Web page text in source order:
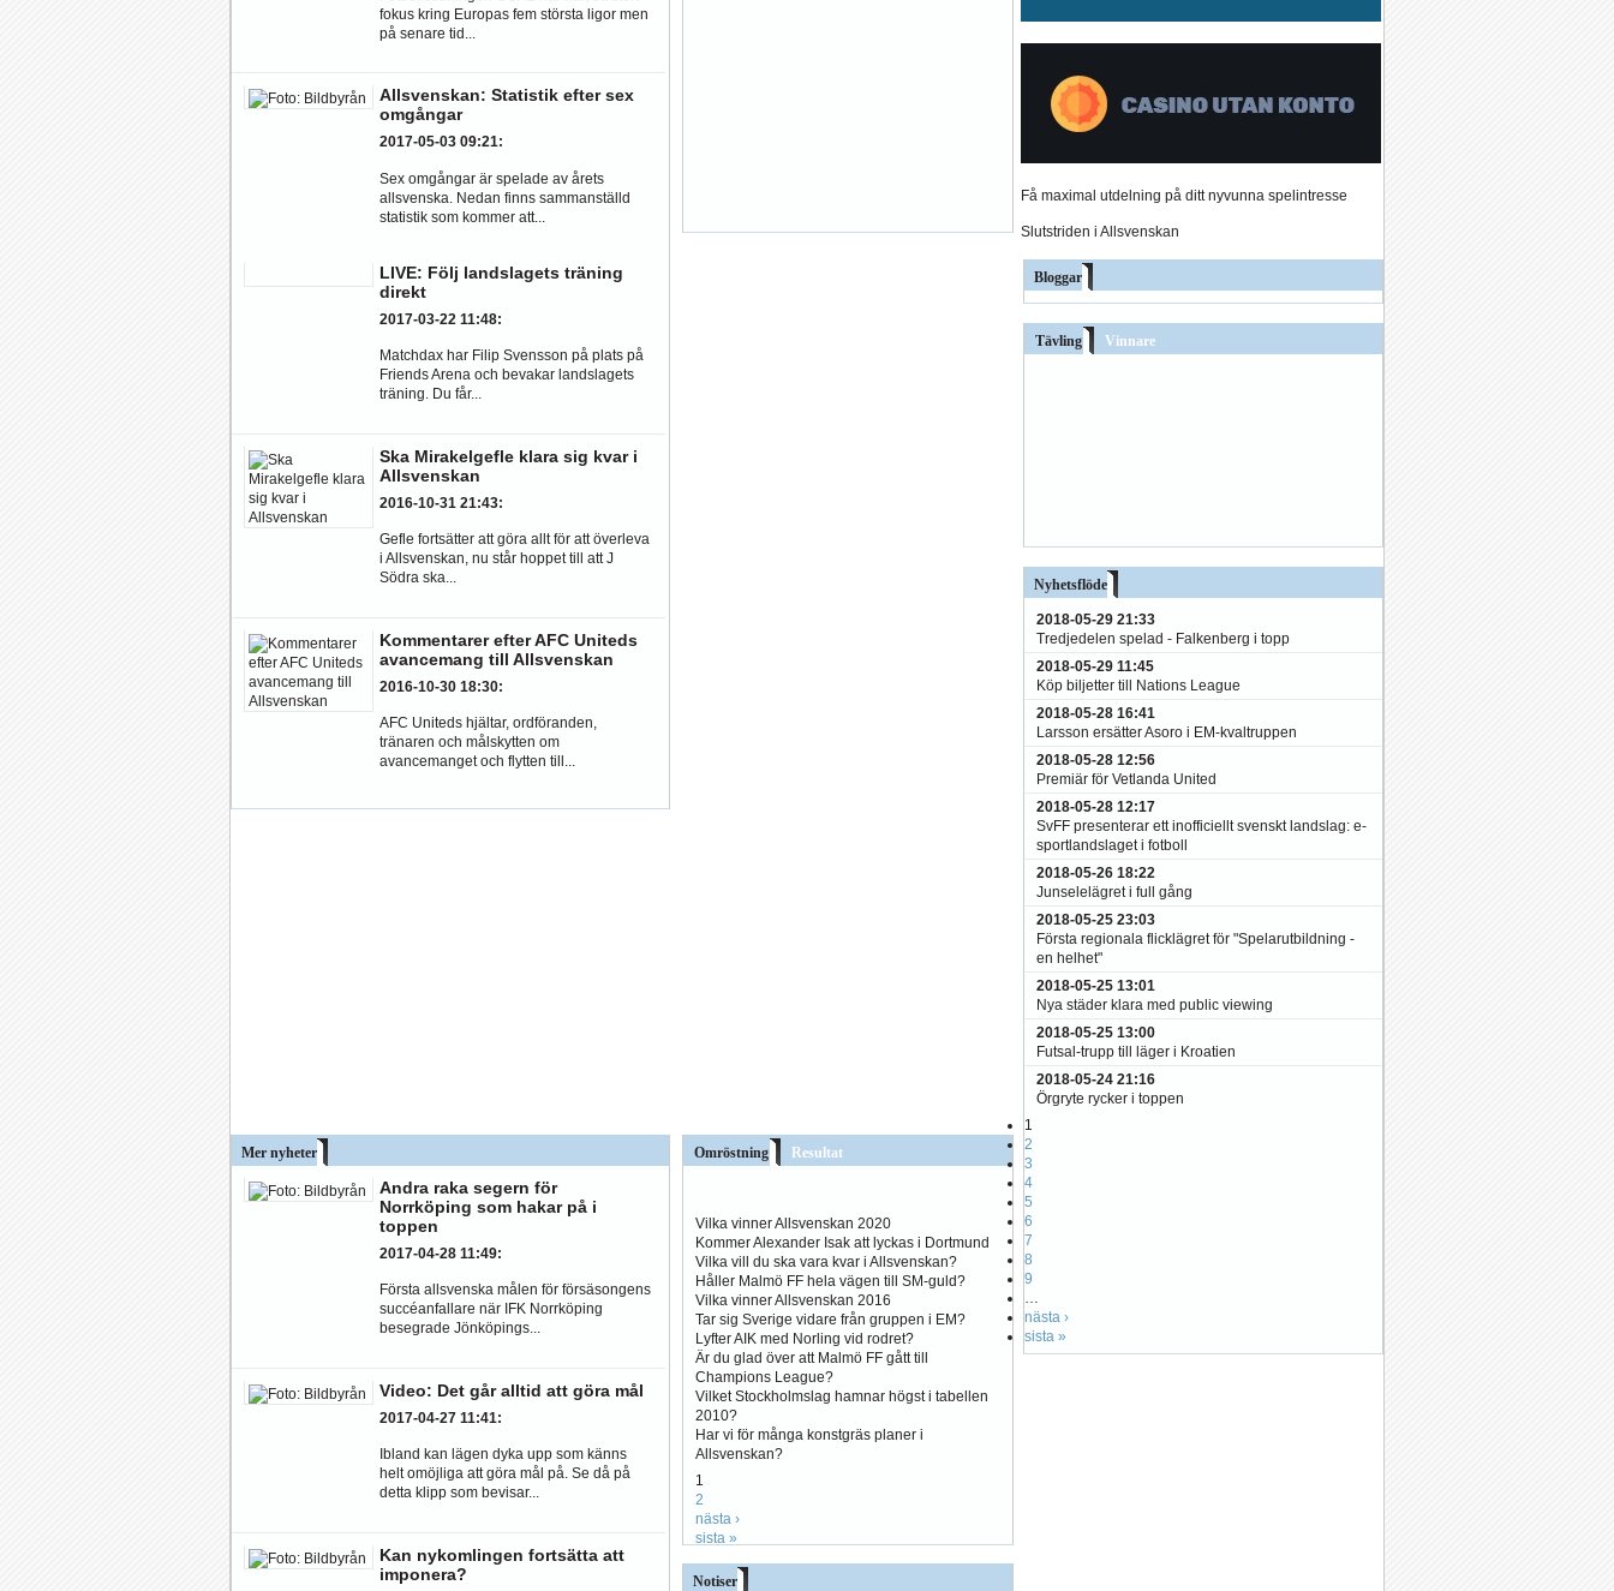
fokus kring Europas fem största ligor men
på senare tid...
Allsvenskan: Statistik efter sex
omgångar
2017-05-03 09:21:
Sex omgångar är spelade av årets
allsvenska. Nedan finns sammanställd
statistik som kommer att...
LIVE: Följ landslagets träning
direkt
2017-03-22 11:48:
Matchdax har Filip Svensson på plats på
Friends Arena och bevakar landslagets
träning. Du får...
Ska Mirakelgefle klara sig kvar i
Allsvenskan
2016-10-31 21:43:
Gefle fortsätter att göra allt för att överleva
i Allsvenskan, nu står hoppet till att J
Södra ska...
Kommentarer efter AFC Uniteds
avancemang till Allsvenskan
2016-10-30 18:30:
AFC Uniteds hjältar, ordföranden,
tränaren och målskytten om
avancemanget och flytten till...
Mer nyheter
Andra raka segern för
Norrköping som hakar på i
toppen
2017-04-28 11:49:
Första allsvenska målen för försäsongens
succéanfallare när IFK Norrköping
besegrade Jönköpings...
Video: Det går alltid att göra mål
2017-04-27 11:41:
Ibland kan lägen dyka upp som känns
helt omöjliga att göra mål på. Se då på
detta klipp som bevisar...
Kan nykomlingen fortsätta att
imponera?
Omröstning Resultat
Vilka vinner Allsvenskan 2020
Kommer Alexander Isak att lyckas i Dortmund
Vilka vill du ska vara kvar i Allsvenskan?
Håller Malmö FF hela vägen till SM-guld?
Vilka vinner Allsvenskan 2016
Tar sig Sverige vidare från gruppen i EM?
Lyfter AIK med Norling vid rodret?
Är du glad över att Malmö FF gått till
Champions League?
Vilket Stockholmslag hamnar högst i tabellen
2010?
Har vi för många konstgräs planer i
Allsvenskan?
1
2
nästa ›
sista »
Notiser
Få maximal utdelning på ditt nyvunna spelintresse
Slutstriden i Allsvenskan
Bloggar
Tävling Vinnare
Nyhetsflöde
2018-05-29 21:33
Tredjedelen spelad - Falkenberg i topp
2018-05-29 11:45
Köp biljetter till Nations League
2018-05-28 16:41
Larsson ersätter Asoro i EM-kvaltruppen
2018-05-28 12:56
Premiär för Vetlanda United
2018-05-28 12:17
SvFF presenterar ett inofficiellt svenskt landslag: e-
sportlandslaget i fotboll
2018-05-26 18:22
Junselelägret i full gång
2018-05-25 23:03
Första regionala flicklägret för "Spelarutbildning -
en helhet"
2018-05-25 13:01
Nya städer klara med public viewing
2018-05-25 13:00
Futsal-trupp till läger i Kroatien
2018-05-24 21:16
Örgryte rycker i toppen
1
2
3
4
5
6
7
8
9
nästa ›
sista »